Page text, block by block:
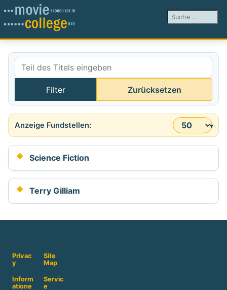
Suchen ...
Teil des Titels eingeben
Filter Zurücksetzen
Anzeige #
Science Fiction
Terry Gilliam
Privac
y
Site
Map
Inform
atione
Servic
e